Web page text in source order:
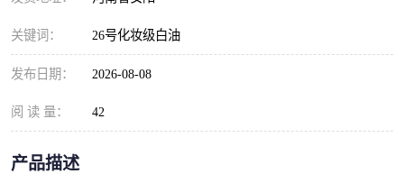
关键词： 26号化妆级白油
发布日期： 2026-08-08
阅 读 量： 42
产品描述